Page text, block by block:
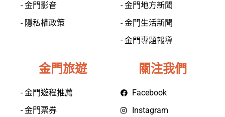
- 金門影音
- 隱私權政策
- 金門地方新聞
- 金門生活新聞
- 金門專題報導
金門旅遊
- 金門遊程推薦
- 金門票券
關注我們
Facebook
Instagram